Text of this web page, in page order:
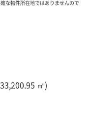
な物件所在地ではありませんので
㎡)